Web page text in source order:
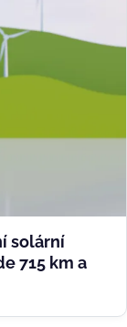
solární
715 km a